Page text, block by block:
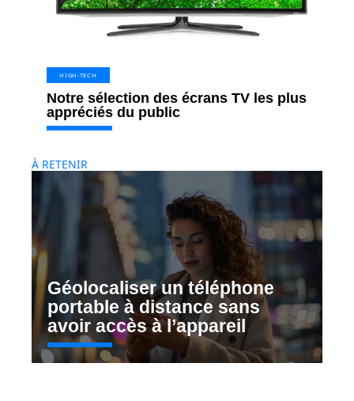
HIGH-TECH
Notre sélection des écrans TV les plus
appréciés du public
À RETENIR
Géolocaliser un téléphone
portable à distance sans
avoir accès à l’appareil